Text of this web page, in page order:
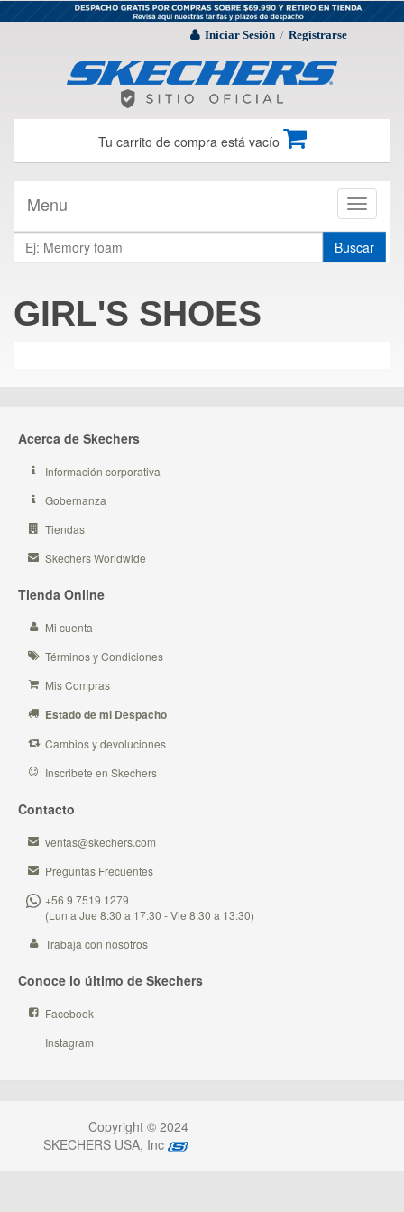
Iniciar Sesión / Registrarse
Tu carrito de compra está vacío
Toggle
Menu
Buscar
GIRL'S SHOES
Acerca de Skechers
Información corporativa
Gobernanza
Tiendas
Skechers Worldwide
Tienda Online
Mi cuenta
Términos y Condiciones
Mis Compras
Estado de mi Despacho
Cambios y devoluciones
Inscribete en Skechers
Contacto
ventas@skechers.com
Preguntas Frecuentes
+56 9 7519 1279
(Lun a Jue 8:30 a 17:30 - Vie 8:30 a 13:30)
Trabaja con nosotros
Conoce lo último de Skechers
Facebook
Instagram
Copyright © 2024
SKECHERS USA, Inc